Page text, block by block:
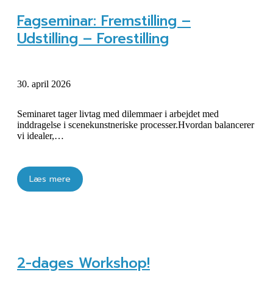
Fagseminar: Fremstilling –
Udstilling – Forestilling
30. april 2026
Seminaret tager livtag med dilemmaer i arbejdet med
inddragelse i scenekunstneriske processer.Hvordan balancerer
vi idealer,…
Læs mere
2-dages Workshop!